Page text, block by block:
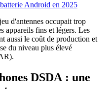
Android en 2025
d'antennes occupait trop
appareils fins et légers. Les
aussi le coût de production et
du niveau plus élevé
DSDA : une